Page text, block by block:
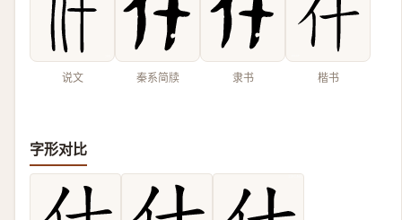
说文 秦系简牍 隶书 楷书
字形对比